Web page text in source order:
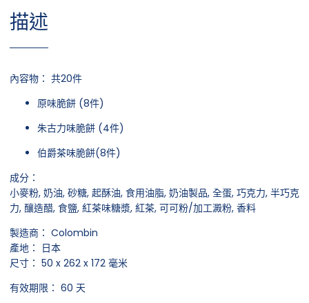
描述
內容物： 共20件
原味脆餅 (8件)
朱古力味脆餅 (4件)
伯爵茶味脆餅(8件)
成分：
小麥粉, 奶油, 砂糖, 起酥油, 食用油脂, 奶油製品, 全蛋, 巧克力, 半巧克
力, 釀造醋, 食鹽, 紅茶味糖漿, 紅茶, 可可粉/加工澱粉, 香料
製造商： Colombin
產地： 日本
尺寸： 50 x 262 x 172 毫米
有效期限： 60 天